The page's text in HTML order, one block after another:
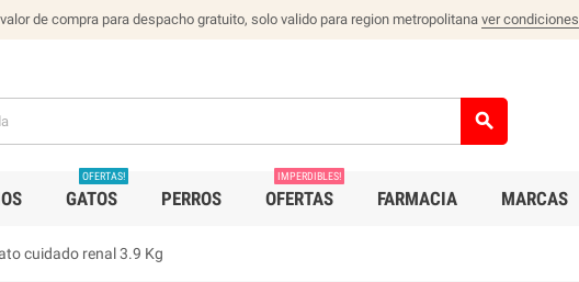
de compra para despacho gratuito, solo valido para region metropolitana ver condiciones
search
GATOS
OFERTAS!
PERROS OFERTAS
IMPERDIBLES!
FARMACIA MARCAS
cuidado renal 3.9 Kg